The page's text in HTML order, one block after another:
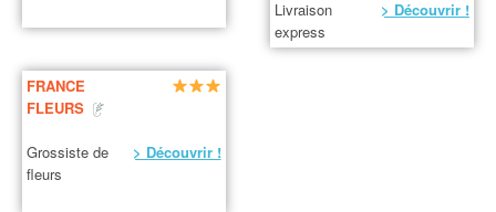
Livraison
express
> Découvrir !
FRANCE
FLEURS
Grossiste de
fleurs
> Découvrir !